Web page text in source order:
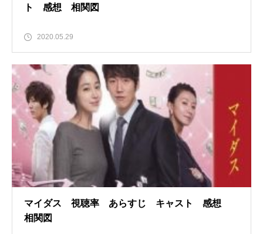
ト 感想 相関図
2020.05.29
マイダス 視聴率 あらすじ キャスト 感想
相関図